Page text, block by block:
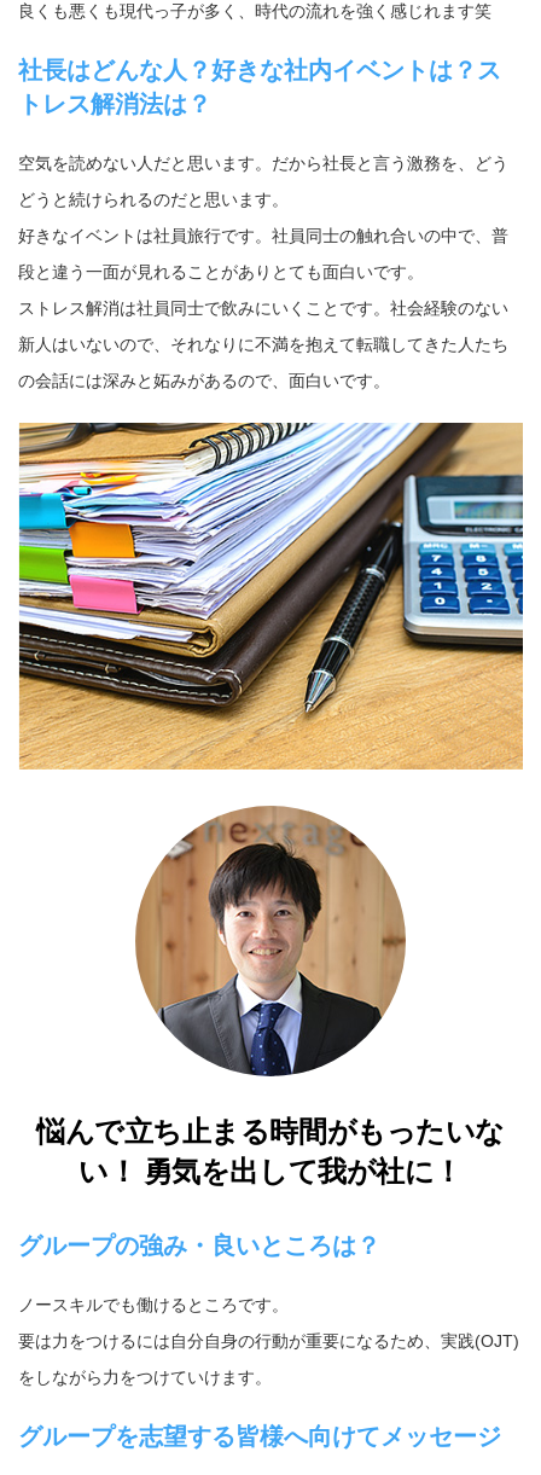
良くも悪くも現代っ子が多く、時代の流れを強く感じれます笑
社長はどんな人？好きな社内イベントは？ス
トレス解消法は？
空気を読めない人だと思います。だから社長と言う激務を、どう
どうと続けられるのだと思います。
好きなイベントは社員旅行です。社員同士の触れ合いの中で、普
段と違う一面が見れることがありとても面白いです。
ストレス解消は社員同士で飲みにいくことです。社会経験のない
新人はいないので、それなりに不満を抱えて転職してきた人たち
の会話には深みと妬みがあるので、面白いです。
悩んで立ち止まる時間がもったいな
い！ 勇気を出して我が社に！
グループの強み・良いところは？
ノースキルでも働けるところです。
要は力をつけるには自分自身の行動が重要になるため、実践(OJT)
をしながら力をつけていけます。
グループを志望する皆様へ向けてメッセージ